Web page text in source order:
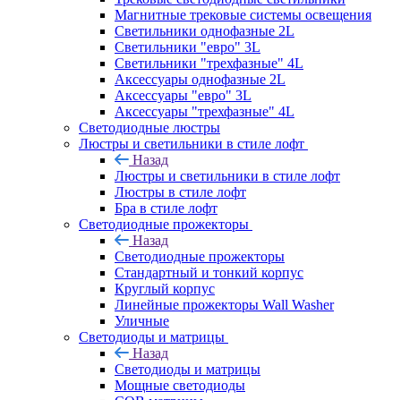
Магнитные трековые системы освещения
Светильники однофазные 2L
Светильники "евро" 3L
Светильники "трехфазные" 4L
Аксессуары однофазные 2L
Аксессуары "евро" 3L
Аксессуары "трехфазные" 4L
Светодиодные люстры
Люстры и светильники в стиле лофт
Назад
Люстры и светильники в стиле лофт
Люстры в стиле лофт
Бра в стиле лофт
Светодиодные прожекторы
Назад
Светодиодные прожекторы
Стандартный и тонкий корпус
Круглый корпус
Линейные прожекторы Wall Washer
Уличные
Светодиоды и матрицы
Назад
Светодиоды и матрицы
Мощные светодиоды